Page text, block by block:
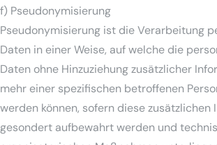
f) Pseudonymisierung
Pseudonymisierung ist die Verarbeitung
Daten in einer Weise, auf welche die
Daten ohne Hinzuziehung zusätzlicher
mehr einer spezifischen betroffenen
werden können, sofern diese zusätzlichen
gesondert aufbewahrt werden und